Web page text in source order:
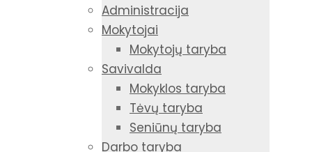
Administracija
Mokytojai
Mokytojų taryba
Savivalda
Mokyklos taryba
Tėvų taryba
Seniūnų taryba
Darbo taryba